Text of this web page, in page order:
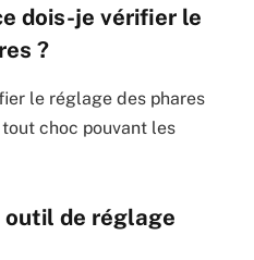
dois-je vérifier le
?
le réglage des phares
choc pouvant les
de réglage